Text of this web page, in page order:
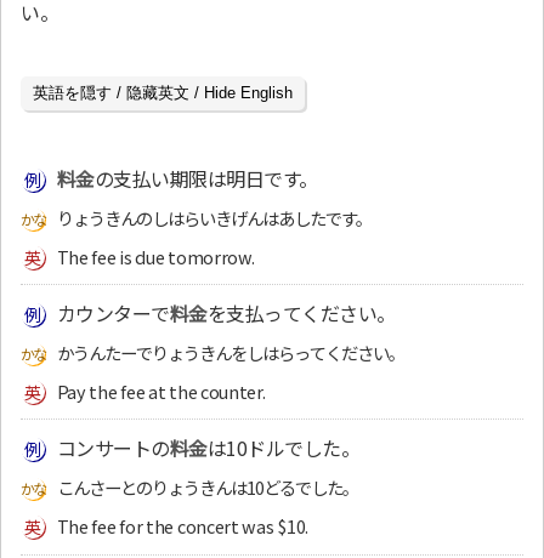
い。
英語を隠す / 隐藏英文 / Hide English
料金の支払い期限は明日です。
りょうきんのしはらいきげんはあしたです。
The fee is due tomorrow.
カウンターで料金を支払ってください。
かうんたーでりょうきんをしはらってください。
Pay the fee at the counter.
コンサートの料金は10ドルでした。
こんさーとのりょうきんは10どるでした。
The fee for the concert was $10.